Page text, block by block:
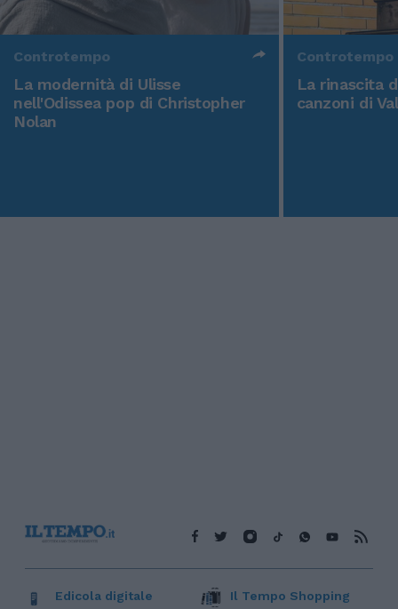
Controtempo
La modernità di Ulisse
nell'Odissea pop di Christopher
Nolan
Controtempo
La rinascita
canzoni di
Edicola digitale Il Tempo Shopping